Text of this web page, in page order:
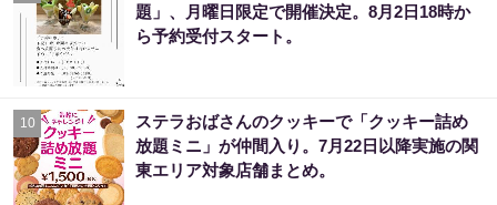
題」、月曜日限定で開催決定。8月2日18時か
ら予約受付スタート。
10
ステラおばさんのクッキーで「クッキー詰め
放題ミニ」が仲間入り。7月22日以降実施の関
東エリア対象店舗まとめ。